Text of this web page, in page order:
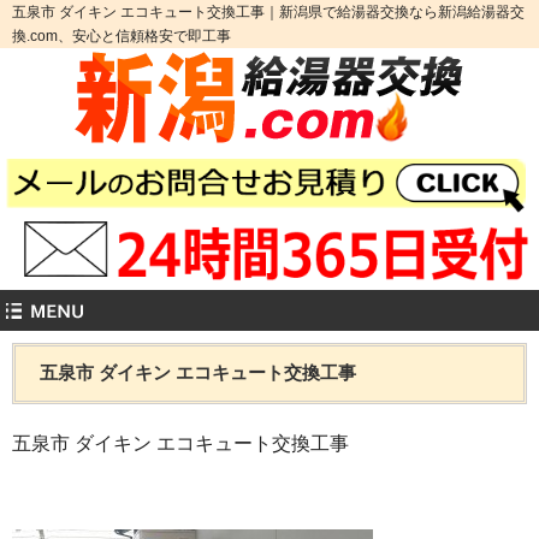
五泉市 ダイキン エコキュート交換工事｜新潟県で給湯器交換なら新潟給湯器交
換.com、安心と信頼格安で即工事
五泉市 ダイキン エコキュート交換工事
五泉市 ダイキン エコキュート交換工事